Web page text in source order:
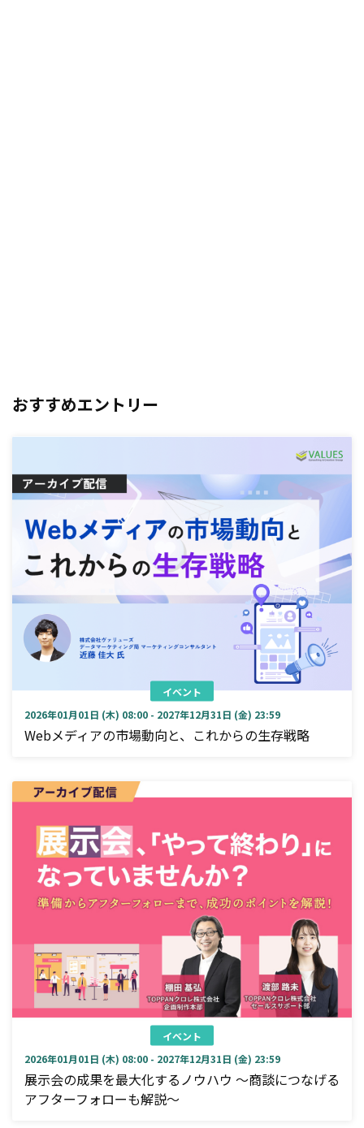
おすすめエントリー
イベント
2026年01月01日 (木) 08:00 - 2027年12月31日 (金) 23:59
Webメディアの市場動向と、これからの生存戦略
イベント
2026年01月01日 (木) 08:00 - 2027年12月31日 (金) 23:59
展示会の成果を最大化するノウハウ ～商談につなげる
アフターフォローも解説～